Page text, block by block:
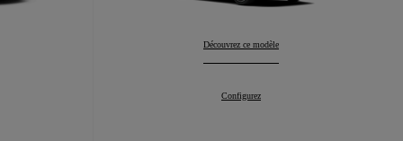
GR Yaris:
Découvrez ce modèle
GR Yaris:
Configurez